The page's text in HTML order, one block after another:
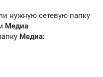
нужную сетевую папку
Медиа
Медиа: